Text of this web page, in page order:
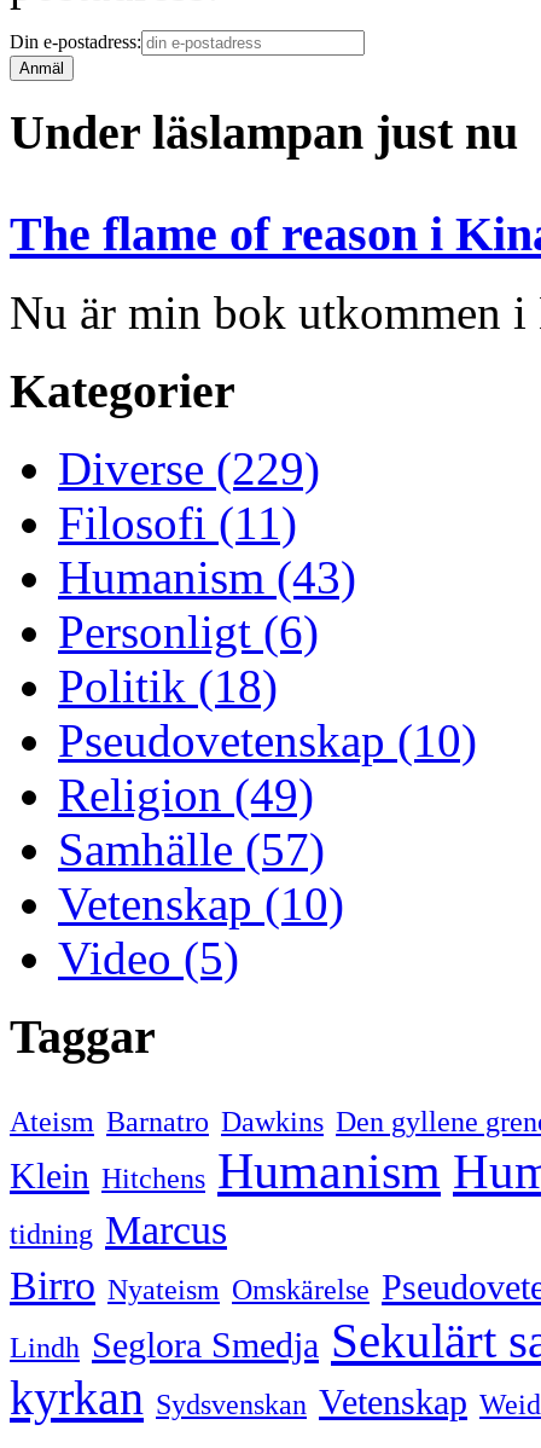
Din e-postadress:
Under läslampan just nu
The flame of reason i
Nu är min bok utkommen
Kategorier
Diverse (229)
Filosofi (11)
Humanism (43)
Personligt (6)
Politik (18)
Pseudovetenskap (10)
Religion (49)
Samhälle (57)
Vetenskap (10)
Video (5)
Taggar
Ateism Barnatro Dawkins Den gyllene
Klein Hitchens Humanism
tidning Marcus
Birro Nyateism Omskärelse
Lindh Seglora Smedja Sekulärt
kyrkan Sydsvenskan Vetenskap